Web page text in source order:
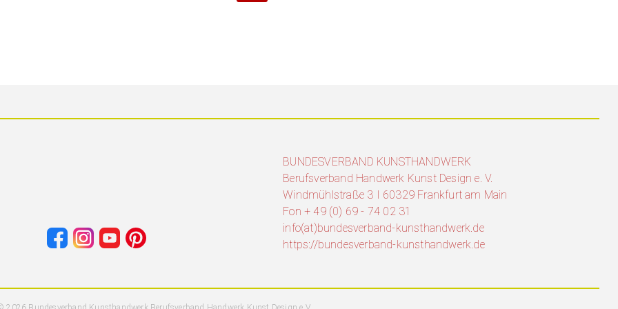
BUNDESVERBAND KUNSTHANDWERK
Berufsverband Handwerk Kunst Design e. V.
Windmühlstraße 3 I 60329 Frankfurt am Main
Fon + 49 (0) 69 - 74 02 31
info(at)bundesverband-kunsthandwerk.de
https://bundesverband-kunsthandwerk.de